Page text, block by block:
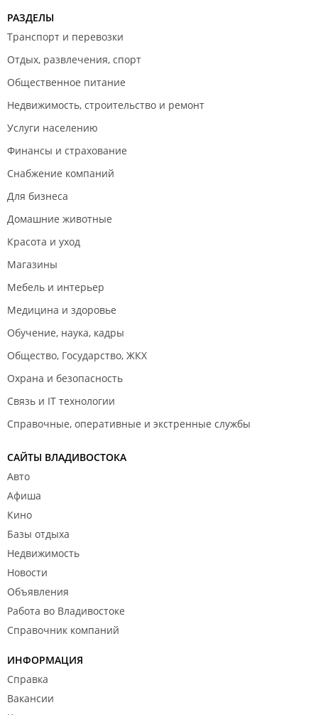
РАЗДЕЛЫ
Транспорт и перевозки
Отдых, развлечения, спорт
Общественное питание
Недвижимость, строительство и ремонт
Услуги населению
Финансы и страхование
Снабжение компаний
Для бизнеса
Домашние животные
Красота и уход
Магазины
Мебель и интерьер
Медицина и здоровье
Обучение, наука, кадры
Общество, Государство, ЖКХ
Охрана и безопасность
Связь и IT технологии
Справочные, оперативные и экстренные службы
САЙТЫ ВЛАДИВОСТОКА
Авто
Афиша
Кино
Базы отдыха
Недвижимость
Новости
Объявления
Работа во Владивостоке
Справочник компаний
ИНФОРМАЦИЯ
Справка
Вакансии